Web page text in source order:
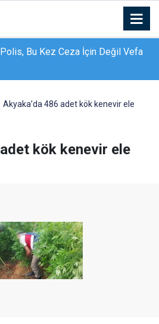
Polis, Bu Kez Ceza İçin Değil Vefa
eğitim meslek okulu için imzalar
Akyaka’da 486 adet kök kenevir ele
kök kenevir ele